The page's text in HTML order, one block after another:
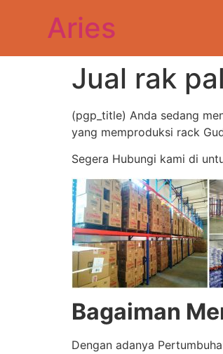
Aries
Jual rak
(pgp_title) Anda sedang
yang memproduksi rack
Segera Hubungi kami di
Bagaiman
Dengan adanya